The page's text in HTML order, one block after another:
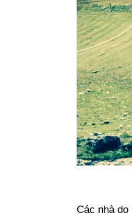
Các nhà